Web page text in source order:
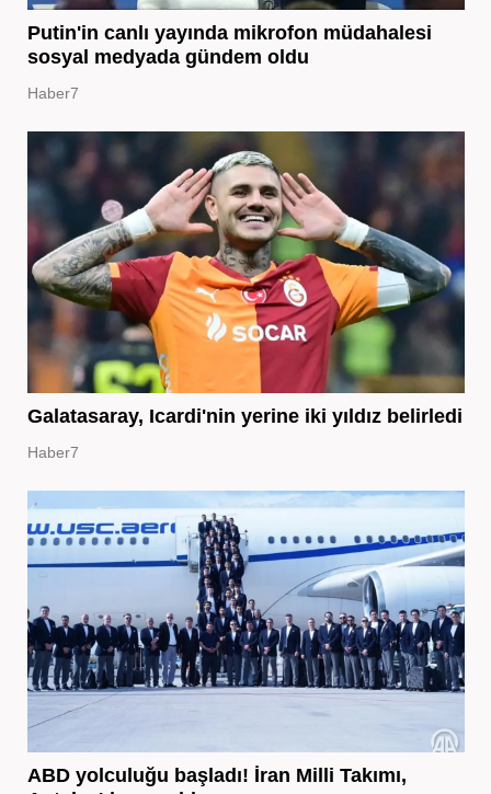
Putin'in canlı yayında mikrofon müdahalesi
sosyal medyada gündem oldu
Haber7
Galatasaray, Icardi'nin yerine iki yıldız belirledi
Haber7
ABD yolculuğu başladı! İran Milli Takımı,